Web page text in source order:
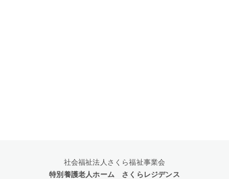
社会福祉法人さくら福祉事業会
特別養護老人ホーム さくらレジデンス